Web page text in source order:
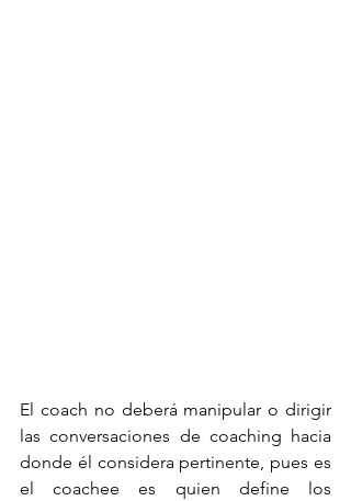
El coach no deberá manipular o dirigir
las conversaciones de coaching hacia
donde él considera pertinente, pues es
el coachee es quien define los